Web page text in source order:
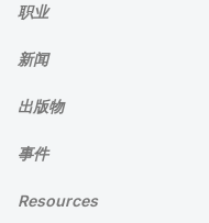
职业
新闻
出版物
事件
Resources